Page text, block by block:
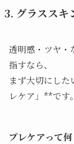
3. グラススキ
透明感・ツヤ
指すなら、
まず大切にし
レケア」**です。
プレケアって何